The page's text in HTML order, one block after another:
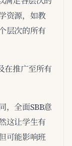
资源，如教
层次的所有
在推广至所有
，全面SBB意
这让学生有
可能影响班